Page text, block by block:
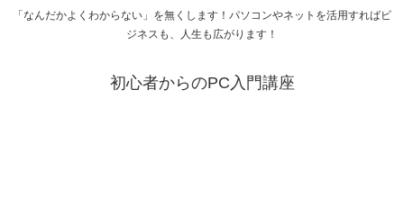
「なんだかよくわからない」を無くします！パソコンやネットを活用すればビ
ジネスも、人生も広がります！
初心者からのPC入門講座